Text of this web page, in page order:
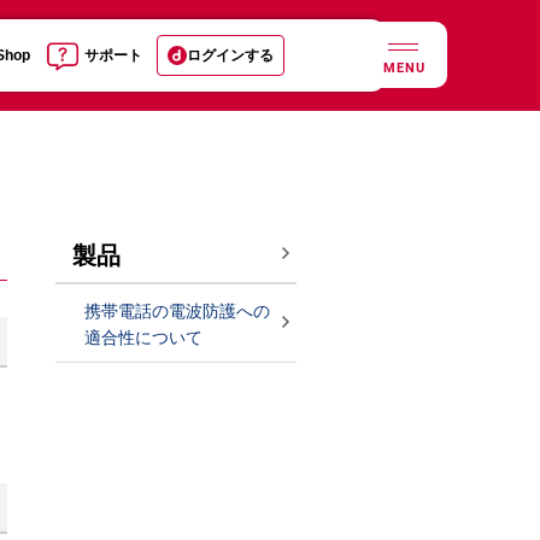
サポート ログインする
MENU
製品
携帯電話の電波防護への
適合性について